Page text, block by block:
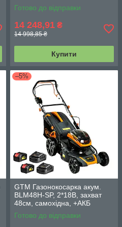
та ЗП)
Готово до відправки
14 248,91 ₴
14 998,85 ₴
Купити
–5%
GTM Газонокосарка акум.
BLM48H-SP, 2*18В, захват
48см, самохідна, +АКБ
4Аг-2шт., ЗП-2шт.
Готово до відправки